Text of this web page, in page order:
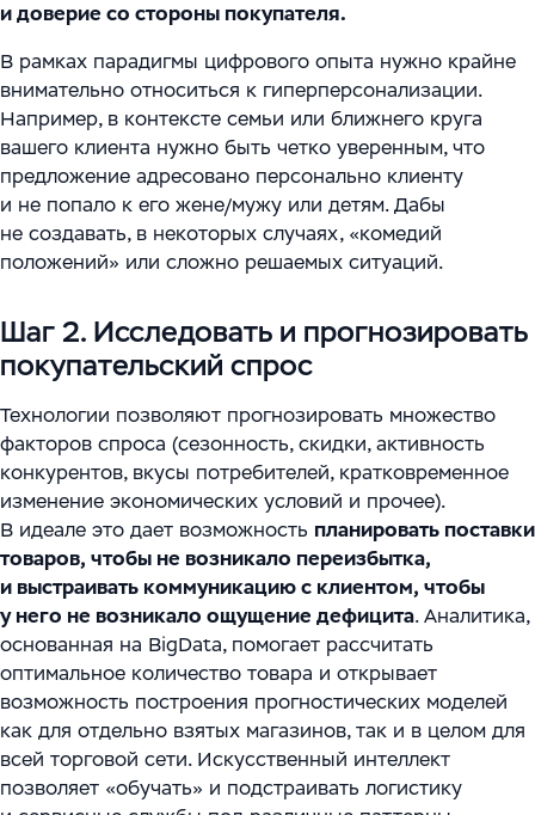
и доверие со стороны покупателя.
В рамках парадигмы цифрового опыта нужно крайне
внимательно относиться к гиперперсонализации.
Например, в контексте семьи или ближнего круга
вашего клиента нужно быть четко уверенным, что
предложение адресовано персонально клиенту
и не попало к его жене/мужу или детям. Дабы
не создавать, в некоторых случаях, «комедий
положений» или сложно решаемых ситуаций.
Шаг 2. Исследовать и прогнозировать
покупательский спрос
Технологии позволяют прогнозировать множество
факторов спроса (сезонность, скидки, активность
конкурентов, вкусы потребителей, кратковременное
изменение экономических условий и прочее).
В идеале это дает возможность планировать поставки
товаров, чтобы не возникало переизбытка,
и выстраивать коммуникацию с клиентом, чтобы
у него не возникало ощущение дефицита. Аналитика,
основанная на BigData, помогает рассчитать
оптимальное количество товара и открывает
возможность построения прогностических моделей
как для отдельно взятых магазинов, так и в целом для
всей торговой сети. Искусственный интеллект
позволяет «обучать» и подстраивать логистику